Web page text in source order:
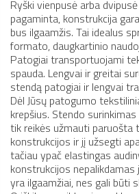
Ryški vienpusė arba
pagaminta, konstrukcija
bus ilgaamžis. Tai idealus
formato, daugkartinio
Patogiai transportuojami
spauda. Lengvai ir greitai
stendą patogiai ir lengvai
Dėl Jūsų patogumo
krepšius. Stendo
tik reikės užmauti paruošta
konstrukcijos ir jį užsegti
tačiau ypač elastingas
konstrukcijos nepalikdamas
yra ilgaamžiai, nes gali būti